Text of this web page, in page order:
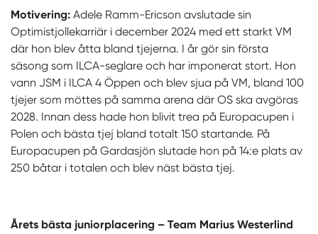
Motivering: Adele Ramm-Ericson avslutade sin
Optimistjollekarriär i december 2024 med ett starkt VM
där hon blev åtta bland tjejerna. I år gör sin första
säsong som ILCA-seglare och har imponerat stort. Hon
vann JSM i ILCA 4 Öppen och blev sjua på VM, bland 100
tjejer som möttes på samma arena där OS ska avgöras
2028. Innan dess hade hon blivit trea på Europacupen i
Polen och bästa tjej bland totalt 150 startande. På
Europacupen på Gardasjön slutade hon på 14:e plats av
250 båtar i totalen och blev näst bästa tjej.
Årets bästa juniorplacering – Team Marius Westerlind